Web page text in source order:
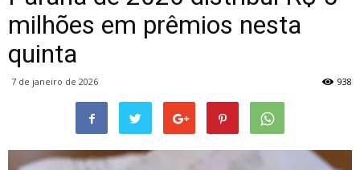
milhões em prêmios nesta
quinta
7 de janeiro de 2026 938